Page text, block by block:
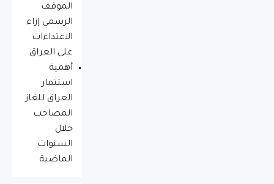
الموقف
الرسمي إزاء
الاعتداءات
على العراق
أهمية
استثمار
العراق للغاز
المصاحب
خلال
السنوات
الماضية